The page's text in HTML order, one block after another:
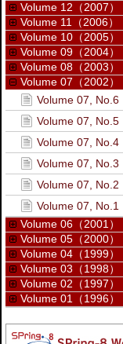
Volume 12（2007）
Volume 11（2006）
Volume 10（2005）
Volume 09（2004）
Volume 08（2003）
Volume 07（2002）
Volume 07, No.6
Volume 07, No.5
Volume 07, No.4
Volume 07, No.3
Volume 07, No.2
Volume 07, No.1
Volume 06（2001）
Volume 05（2000）
Volume 04（1999）
Volume 03（1998）
Volume 02（1997）
Volume 01（1996）